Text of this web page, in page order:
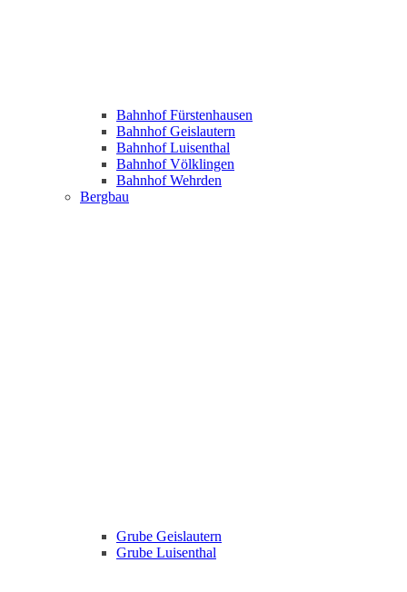
Bahnhof Fürstenhausen
Bahnhof Geislautern
Bahnhof Luisenthal
Bahnhof Völklingen
Bahnhof Wehrden
Bergbau
Grube Geislautern
Grube Luisenthal